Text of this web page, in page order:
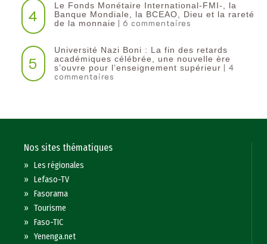
4
Le Fonds Monétaire International-FMI-, la
Banque Mondiale, la BCEAO, Dieu et la rareté
de la monnaie | 6 commentaires
5
Université Nazi Boni : La fin des retards
académiques célébrée, une nouvelle ère
s’ouvre pour l’enseignement supérieur | 4
commentaires
Nos sites thématiques
»Les régionales
»Lefaso-TV
»Fasorama
»Tourisme
»Faso-TIC
»Yenenga.net